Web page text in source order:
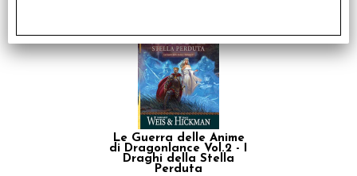
Le Guerra delle Anime
di Dragonlance Vol.2 - I
Draghi della Stella
Perduta